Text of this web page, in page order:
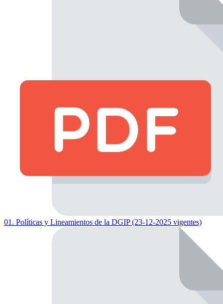
01. Políticas y Lineamientos de la DGIP (23-12-2025 vigentes)